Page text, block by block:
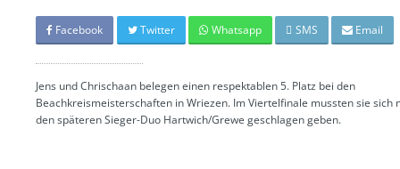
15.
MÄRZ
2024
-
UHR
Facebook Twitter Whatsapp SMS Email
Jens und Chrischaan belegen einen respektablen 5. Platz bei den
Beachkreismeisterschaften in Wriezen. Im Viertelfinale mussten sie sich
den späteren Sieger-Duo Hartwich/Grewe geschlagen geben.